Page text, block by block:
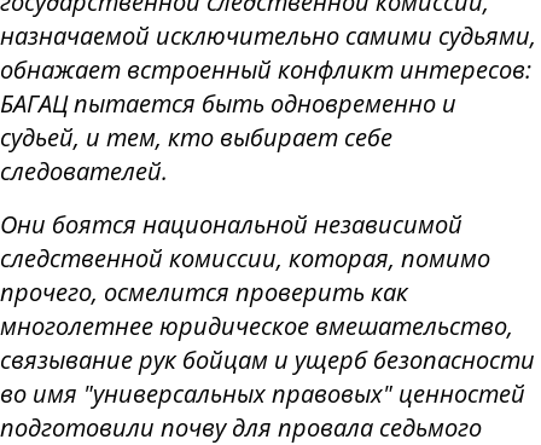
назначаемой исключительно самими судьями,
обнажает встроенный конфликт интересов:
БАГАЦ пытается быть одновременно и
судьей, и тем, кто выбирает себе
следователей.
Они боятся национальной независимой
следственной комиссии, которая, помимо
прочего, осмелится проверить как
многолетнее юридическое вмешательство,
связывание рук бойцам и ущерб безопасности
во имя "универсальных правовых" ценностей
подготовили почву для провала седьмого